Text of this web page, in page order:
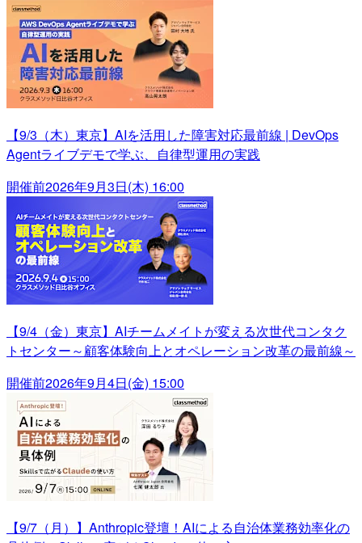
【9/3（木）東京】AIを活用した障害対応最前線 | DevOps
Agentライブデモで学ぶ、自律型運用の実践
開催前2026年9月3日(木) 16:00
【9/4（金）東京】AIチームメイトが変える次世代コンタク
トセンター～顧客体験向上とオペレーション改革の最前線～
開催前2026年9月4日(金) 15:00
【9/7（月）】Anthropic登壇！AIによる自治体業務効率化の